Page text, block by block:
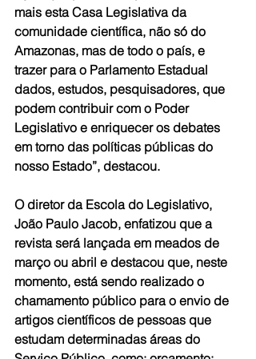
mais esta Casa Legislativa da
comunidade científica, não só do
Amazonas, mas de todo o país, e
trazer para o Parlamento Estadual
dados, estudos, pesquisadores, que
podem contribuir com o Poder
Legislativo e enriquecer os debates
em torno das políticas públicas do
nosso Estado”, destacou.
O diretor da Escola do Legislativo,
João Paulo Jacob, enfatizou que a
revista será lançada em meados de
março ou abril e destacou que, neste
momento, está sendo realizado o
chamamento público para o envio de
artigos científicos de pessoas que
estudam determinadas áreas do